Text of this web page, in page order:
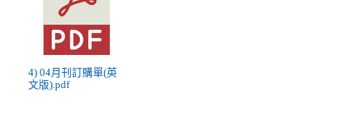
4) 04月刊訂購單(英
文版).pdf